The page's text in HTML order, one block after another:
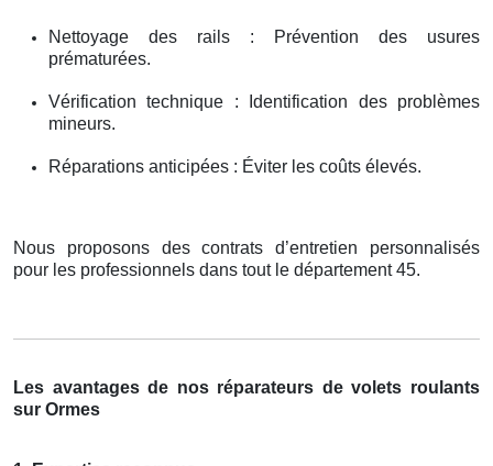
Nettoyage des rails : Prévention des usures
prématurées.
Vérification technique : Identification des problèmes
mineurs.
Réparations anticipées : Éviter les coûts élevés.
Nous proposons des contrats d’entretien personnalisés
pour les professionnels dans tout le département 45.
Les avantages de nos réparateurs de volets roulants
sur Ormes